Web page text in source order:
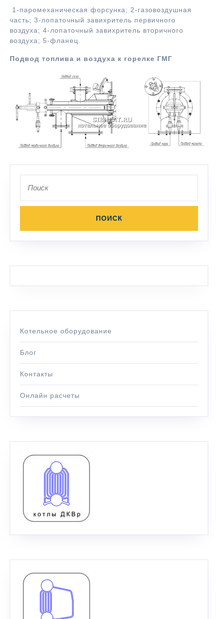
1-паромеханическая форсунка; 2-газовоздушная
часть; 3-лопаточный завихритель первичного
воздуха; 4-лопаточный завихритель вторичного
воздуха; 5-фланец.
Подвод топлива и воздуха к горелке ГМГ
по:
Котельное оборудование
Блог
Контакты
Онлайн расчеты